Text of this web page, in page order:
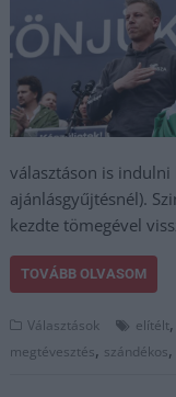
választáson is
ajánlásgyűjtésnél).
kezdte tömegével
TOVÁBB OLVASOM
Választások elítélt,
megtévesztés, szándékos,